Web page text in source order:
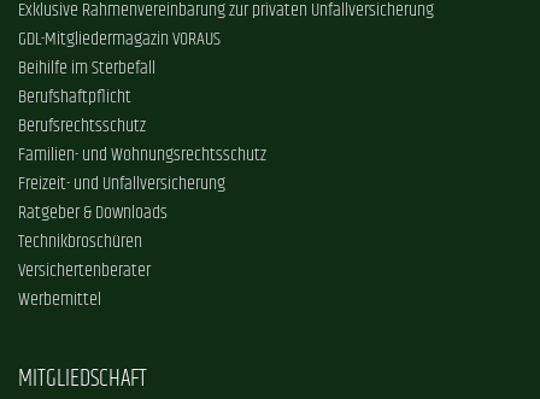
Exklusive Rahmenvereinbarung zur privaten Unfallversicherung
GDL-Mitgliedermagazin VORAUS
Beihilfe im Sterbefall
Berufshaftpflicht
Berufsrechtsschutz
Familien- und Wohnungsrechtsschutz
Freizeit- und Unfallversicherung
Ratgeber & Downloads
Technikbroschüren
Versichertenberater
Werbemittel
MITGLIEDSCHAFT